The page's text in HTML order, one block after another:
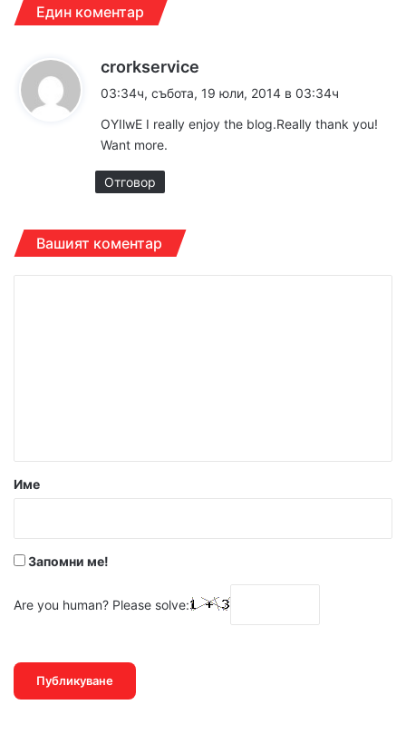
Един коментар
crorkservice
а
а
03:34ч, събота, 19 юли, 2014 в 03:34ч
OYIlwE I really enjoy the blog.Really thank you!
Want more.
Отговор
Вашият коментар
р
Име
Запомни ме!
Are you human? Please solve: